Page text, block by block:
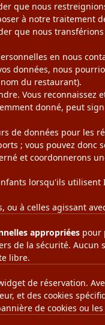
que nous
à notre traitement
que nous
en nous
données, nous
du restaurant).
Vous
donné, peut
de données pour les
; vous pouvez
et coordonnerons
lorsqu'ils
ou à celles agissant
appropriées pour
de la sécurité.
libre.
de réservation.
et des cookies
de cookies ou